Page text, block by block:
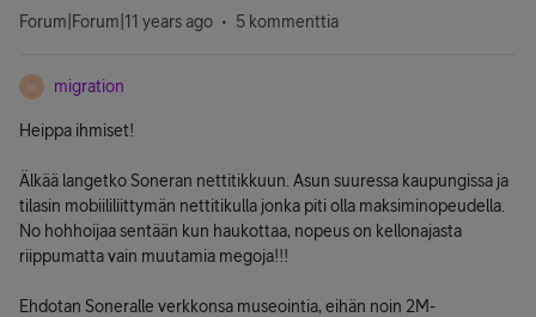
Forum|Forum|11 years ago 5 kommenttia
M migration
Heippa ihmiset!
Älkää langetko Soneran nettitikkuun. Asun suuressa kaupungissa ja
tilasin mobiililiittymän nettitikulla jonka piti olla maksiminopeudella.
No hohhoijaa sentään kun haukottaa, nopeus on kellonajasta
riippumatta vain muutamia megoja!!!
Ehdotan Soneralle verkkonsa museointia, eihän noin 2M-